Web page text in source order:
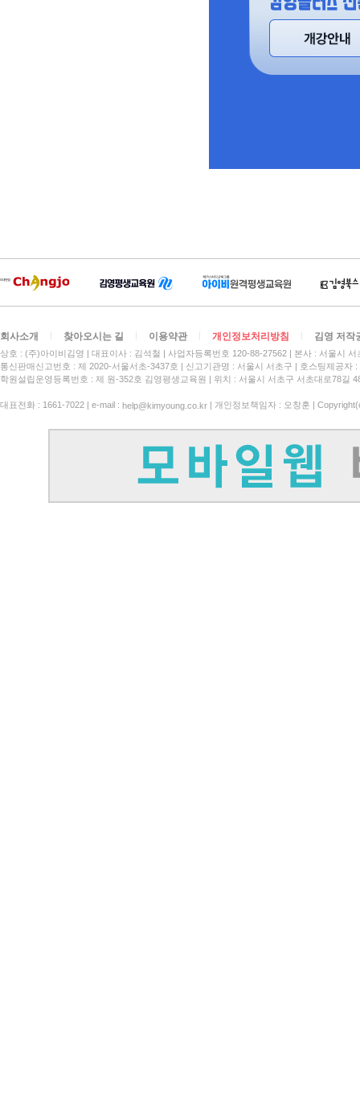
회사소개 찾아오시는 길 이용약관 개인정보처리방침 김영 저작
상호 : (주)아이비김영 대표이사 : 김석철 사업자등록번호 120-88-27562
본사 : 서울시
통신판매신고번호 : 제 2020-서울서초-3437호
신고기관명 : 서울시 서초구
호스팅제공자
학원설립운영등록번호 : 제 원-352호 김영평생교육원 | 위치 : 서울시 서초구 서초대로78길
대표전화 : 1661-7022 | e-mail : help@kimyoung.co.kr | 개인정보책임자 : 오창훈 |